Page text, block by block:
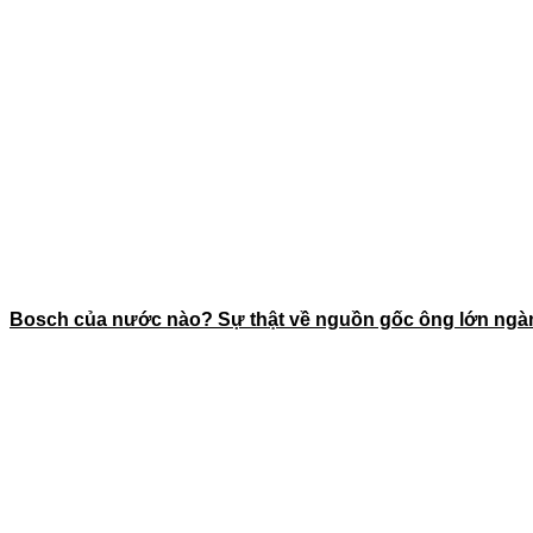
Bosch của nước nào? Sự thật về nguồn gốc ông lớn